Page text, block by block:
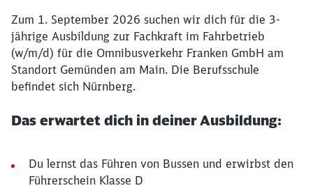
Zum 1. September 2026 suchen wir dich für die 3-
jährige Ausbildung zur Fachkraft im Fahrbetrieb
(w/m/d) für die Omnibusverkehr Franken GmbH am
Standort Gemünden am Main. Die Berufsschule
befindet sich Nürnberg.
Das erwartet dich in deiner Ausbildung:
Du lernst das Führen von Bussen und erwirbst den
Führerschein Klasse D